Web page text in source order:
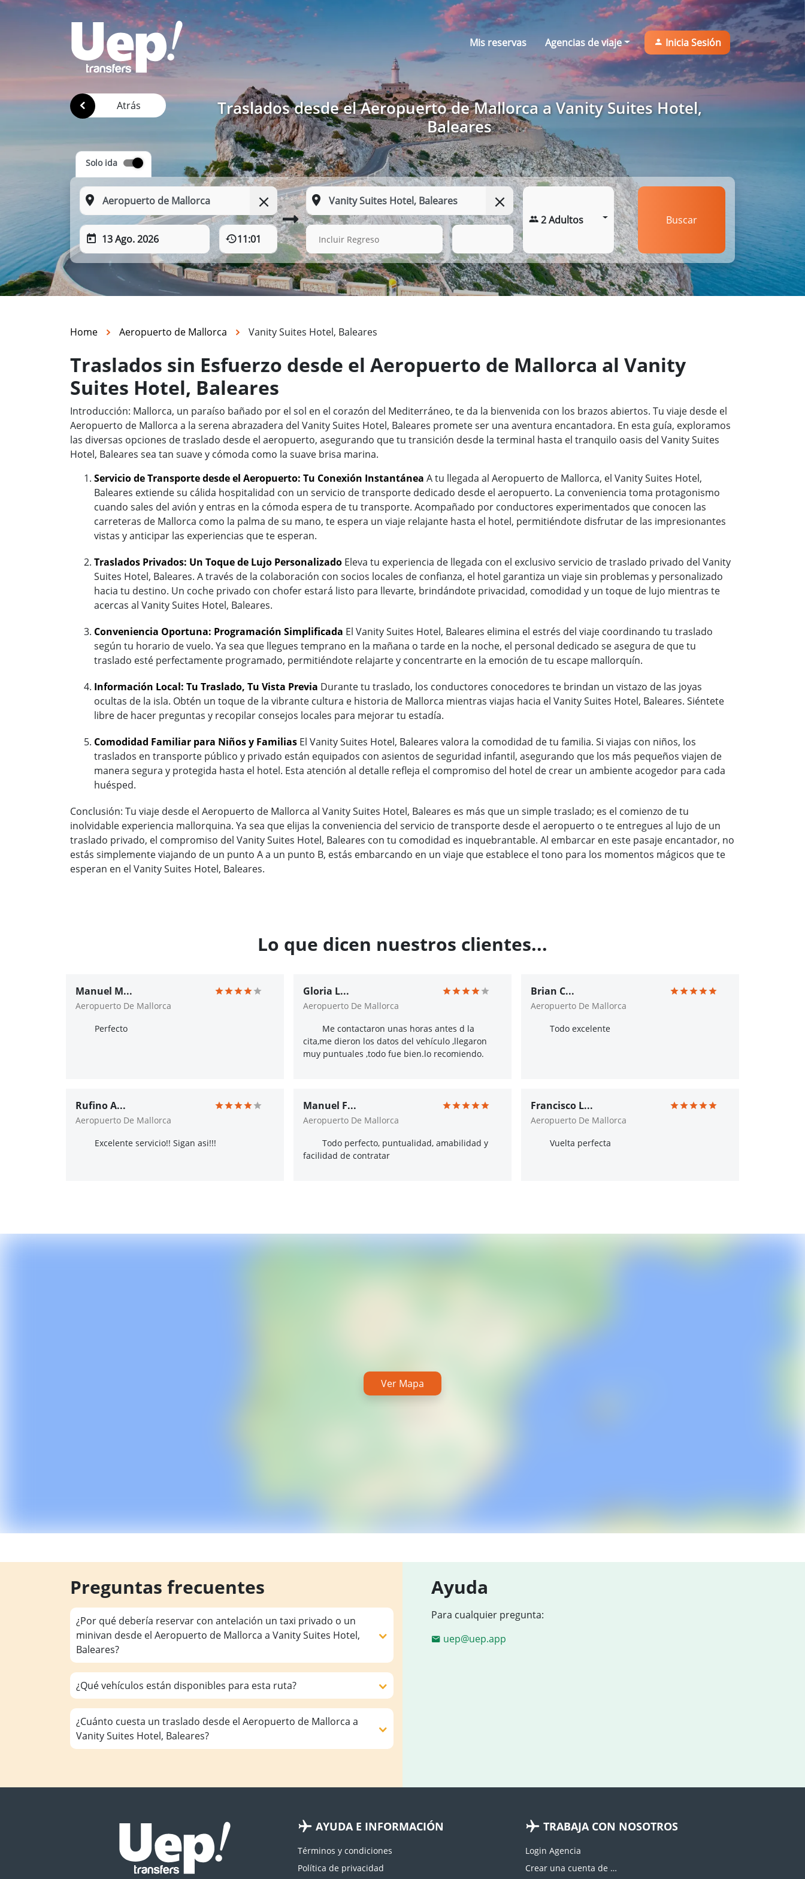
Mis reservas Agencias de viaje Inicia Sesión
Atrás
Traslados desde el Aeropuerto de Mallorca a Vanity Suites Hotel,
Baleares
Solo ida
13 Ago. 2026 11:01 13 Ago. 2026
Incluir Regreso
2 Adultos Buscar
Home Aeropuerto de Mallorca Vanity Suites Hotel, Baleares
Traslados sin Esfuerzo desde el Aeropuerto de Mallorca al Vanity
Suites Hotel, Baleares
Introducción: Mallorca, un paraíso bañado por el sol en el corazón del Mediterráneo, te da la bienvenida con los brazos abiertos. Tu viaje desde el
Aeropuerto de Mallorca a la serena abrazadera del Vanity Suites Hotel, Baleares promete ser una aventura encantadora. En esta guía, exploramos
las diversas opciones de traslado desde el aeropuerto, asegurando que tu transición desde la terminal hasta el tranquilo oasis del Vanity Suites
Hotel, Baleares sea tan suave y cómoda como la suave brisa marina.
Servicio de Transporte desde el Aeropuerto: Tu Conexión Instantánea A tu llegada al Aeropuerto de Mallorca, el Vanity Suites Hotel,
Baleares extiende su cálida hospitalidad con un servicio de transporte dedicado desde el aeropuerto. La conveniencia toma protagonismo
cuando sales del avión y entras en la cómoda espera de tu transporte. Acompañado por conductores experimentados que conocen las
carreteras de Mallorca como la palma de su mano, te espera un viaje relajante hasta el hotel, permitiéndote disfrutar de las impresionantes
vistas y anticipar las experiencias que te esperan.
Traslados Privados: Un Toque de Lujo Personalizado Eleva tu experiencia de llegada con el exclusivo servicio de traslado privado del Vanity
Suites Hotel, Baleares. A través de la colaboración con socios locales de confianza, el hotel garantiza un viaje sin problemas y personalizado
hacia tu destino. Un coche privado con chofer estará listo para llevarte, brindándote privacidad, comodidad y un toque de lujo mientras te
acercas al Vanity Suites Hotel, Baleares.
Conveniencia Oportuna: Programación Simplificada El Vanity Suites Hotel, Baleares elimina el estrés del viaje coordinando tu traslado
según tu horario de vuelo. Ya sea que llegues temprano en la mañana o tarde en la noche, el personal dedicado se asegura de que tu
traslado esté perfectamente programado, permitiéndote relajarte y concentrarte en la emoción de tu escape mallorquín.
Información Local: Tu Traslado, Tu Vista Previa Durante tu traslado, los conductores conocedores te brindan un vistazo de las joyas
ocultas de la isla. Obtén un toque de la vibrante cultura e historia de Mallorca mientras viajas hacia el Vanity Suites Hotel, Baleares. Siéntete
libre de hacer preguntas y recopilar consejos locales para mejorar tu estadía.
Comodidad Familiar para Niños y Familias El Vanity Suites Hotel, Baleares valora la comodidad de tu familia. Si viajas con niños, los
traslados en transporte público y privado están equipados con asientos de seguridad infantil, asegurando que los más pequeños viajen de
manera segura y protegida hasta el hotel. Esta atención al detalle refleja el compromiso del hotel de crear un ambiente acogedor para cada
huésped.
Conclusión: Tu viaje desde el Aeropuerto de Mallorca al Vanity Suites Hotel, Baleares es más que un simple traslado; es el comienzo de tu
inolvidable experiencia mallorquina. Ya sea que elijas la conveniencia del servicio de transporte desde el aeropuerto o te entregues al lujo de un
traslado privado, el compromiso del Vanity Suites Hotel, Baleares con tu comodidad es inquebrantable. Al embarcar en este pasaje encantador, no
estás simplemente viajando de un punto A a un punto B, estás embarcando en un viaje que establece el tono para los momentos mágicos que te
esperan en el Vanity Suites Hotel, Baleares.
Lo que dicen nuestros clientes...
Manuel M...
Aeropuerto De Mallorca
Perfecto
Gloria L...
Aeropuerto De Mallorca
Me contactaron unas horas antes d la
cita,me dieron los datos del vehículo ,llegaron
muy puntuales ,todo fue bien.lo recomiendo.
Brian C...
Aeropuerto De Mallorca
Todo excelente
Rufino A...
Aeropuerto De Mallorca
Excelente servicio!! Sigan asi!!!
Manuel F...
Aeropuerto De Mallorca
Todo perfecto, puntualidad, amabilidad y
facilidad de contratar
Francisco L...
Aeropuerto De Mallorca
Vuelta perfecta
Ver Mapa
Preguntas frecuentes
¿Por qué debería reservar con antelación un taxi privado o un
minivan desde el Aeropuerto de Mallorca a Vanity Suites Hotel,
Baleares?
¿Qué vehículos están disponibles para esta ruta?
¿Cuánto cuesta un traslado desde el Aeropuerto de Mallorca a
Vanity Suites Hotel, Baleares?
Ayuda
Para cualquier pregunta:
uep@uep.app
AYUDA E INFORMACIÓN
Términos y condiciones
Política de privacidad
TRABAJA CON NOSOTROS
Login Agencia
Crear una cuenta de agencia